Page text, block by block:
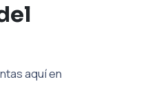
aquí en